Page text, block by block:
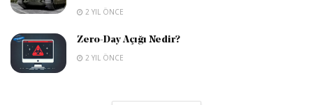
2 YIL ÖNCE
Zero-Day Açığı Nedir?
2 YIL ÖNCE